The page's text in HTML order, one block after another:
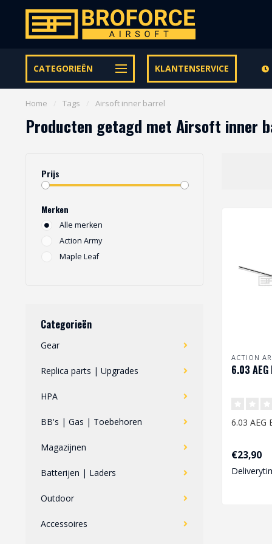
CATEGORIEËN KLANTENSERVICE
Let op onze speciale Facebook/Instagram aanbiedingen
Home Tags Airsoft inner barrel
Producten getagd met Airsoft inner
Prijs
Merken
Alle merken
Action Army
Maple Leaf
Categorieën
Gear
Replica parts | Upgrades
HPA
BB's | Gas | Toebehoren
Magazijnen
Batterijen | Laders
Outdoor
Accessoires
ACTION
6.03
6.03 AEG
€23,90